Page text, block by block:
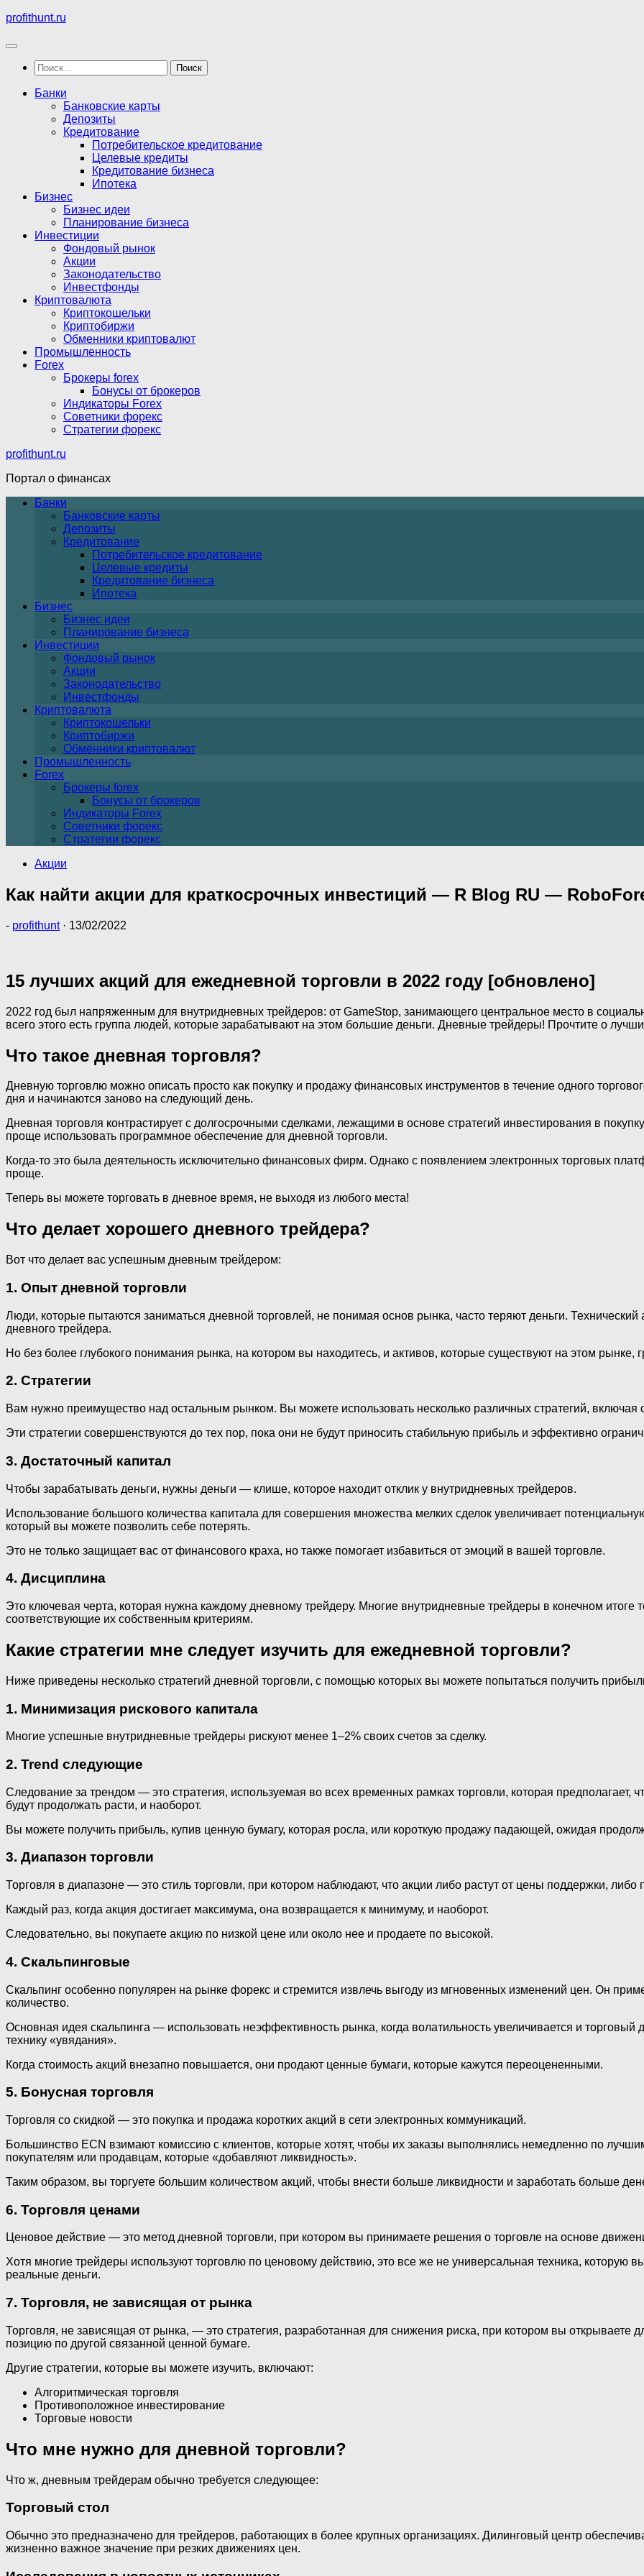
Перейти
содержимому
profithunt.ru
Найти:
Банки
Банковские карты
Депозиты
Кредитование
Потребительское кредитование
Целевые кредиты
Кредитование бизнеса
Ипотека
Бизнес
Бизнес идеи
Планирование бизнеса
Инвестиции
Фондовый рынок
Акции
Законодательство
Инвестфонды
Криптовалюта
Криптокошельки
Криптобиржи
Обменники криптовалют
Промышленность
Forex
Брокеры forex
Бонусы от брокеров
Индикаторы Forex
Советники форекс
Стратегии форекс
profithunt.ru
Портал о финансах
Банки
Банковские карты
Депозиты
Кредитование
Потребительское кредитование
Целевые кредиты
Кредитование бизнеса
Ипотека
Бизнес
Бизнес идеи
Планирование бизнеса
Инвестиции
Фондовый рынок
Акции
Законодательство
Инвестфонды
Криптовалюта
Криптокошельки
Криптобиржи
Обменники криптовалют
Промышленность
Forex
Брокеры forex
Бонусы от брокеров
Индикаторы Forex
Советники форекс
Стратегии форекс
Акции
Как найти акции для краткосрочных инвестиций — R Blog RU —
- profithunt · 13/02/2022
15 лучших акций для ежедневной торговли в 2022 году [обновлено]
2022 год был напряженным для внутридневных трейдеров: от GameStop, занимающего центральное место в
всего этого есть группа людей, которые зарабатывают на этом большие деньги. Дневные трейдеры! Прочтите о
Что такое дневная торговля?
Дневную торговлю можно описать просто как покупку и продажу финансовых инструментов в течение одного
дня и начинаются заново на следующий день.
Дневная торговля контрастирует с долгосрочными сделками, лежащими в основе стратегий инвестирования в
проще использовать программное обеспечение для дневной торговли.
Когда-то это была деятельность исключительно финансовых фирм. Однако с появлением электронных торговых
проще.
Теперь вы можете торговать в дневное время, не выходя из любого места!
Что делает хорошего дневного трейдера?
Вот что делает вас успешным дневным трейдером:
1. Опыт дневной торговли
Люди, которые пытаются заниматься дневной торговлей, не понимая основ рынка, часто теряют деньги.
дневного трейдера.
Но без более глубокого понимания рынка, на котором вы находитесь, и активов, которые существуют на этом
2. Стратегии
Вам нужно преимущество над остальным рынком. Вы можете использовать несколько различных стратегий, включая
Эти стратегии совершенствуются до тех пор, пока они не будут приносить стабильную прибыль и эффективно
3. Достаточный капитал
Чтобы зарабатывать деньги, нужны деньги — клише, которое находит отклик у внутридневных трейдеров.
Использование большого количества капитала для совершения множества мелких сделок увеличивает
который вы можете позволить себе потерять.
Это не только защищает вас от финансового краха, но также помогает избавиться от эмоций в вашей торговле.
4. Дисциплина
Это ключевая черта, которая нужна каждому дневному трейдеру. Многие внутридневные трейдеры в конечном итоге
соответствующие их собственным критериям.
Какие стратегии мне следует изучить для ежедневной торговли?
Ниже приведены несколько стратегий дневной торговли, с помощью которых вы можете попытаться получить
1. Минимизация рискового капитала
Многие успешные внутридневные трейдеры рискуют менее 1–2% своих счетов за сделку.
2. Trend следующие
Следование за трендом — это стратегия, используемая во всех временных рамках торговли, которая предполагает,
будут продолжать расти, и наоборот.
Вы можете получить прибыль, купив ценную бумагу, которая росла, или короткую продажу падающей, ожидая
3. Диапазон торговли
Торговля в диапазоне — это стиль торговли, при котором наблюдают, что акции либо растут от цены поддержки,
Каждый раз, когда акция достигает максимума, она возвращается к минимуму, и наоборот.
Следовательно, вы покупаете акцию по низкой цене или около нее и продаете по высокой.
4. Скальпинговые
Скальпинг особенно популярен на рынке форекс и стремится извлечь выгоду из мгновенных изменений цен. Он
количество.
Основная идея скальпинга — использовать неэффективность рынка, когда волатильность увеличивается и
технику «увядания».
Когда стоимость акций внезапно повышается, они продают ценные бумаги, которые кажутся переоцененными.
5. Бонусная торговля
Торговля со скидкой — это покупка и продажа коротких акций в сети электронных коммуникаций.
Большинство ECN взимают комиссию с клиентов, которые хотят, чтобы их заказы выполнялись немедленно по
покупателям или продавцам, которые «добавляют ликвидность».
Таким образом, вы торгуете большим количеством акций, чтобы внести больше ликвидности и заработать больше
6. Торговля ценами
Ценовое действие — это метод дневной торговли, при котором вы принимаете решения о торговле на основе
Хотя многие трейдеры используют торговлю по ценовому действию, это все же не универсальная техника, которую
реальные деньги.
7. Торговля, не зависящая от рынка
Торговля, не зависящая от рынка, — это стратегия, разработанная для снижения риска, при котором вы открываете
позицию по другой связанной ценной бумаге.
Другие стратегии, которые вы можете изучить, включают:
Алгоритмическая торговля
Противоположное инвестирование
Торговые новости
Что мне нужно для дневной торговли?
Что ж, дневным трейдерам обычно требуется следующее:
Торговый стол
Обычно это предназначено для трейдеров, работающих в более крупных организациях. Дилинговый центр
жизненно важное значение при резких движениях цен.